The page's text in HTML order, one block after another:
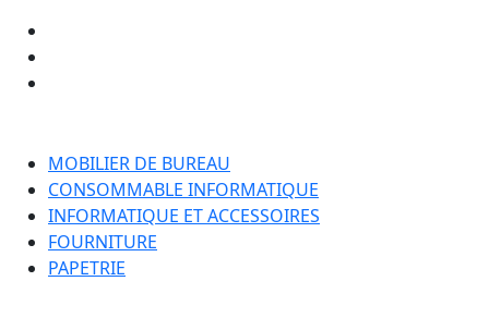
MOBILIER DE BUREAU
CONSOMMABLE INFORMATIQUE
INFORMATIQUE ET ACCESSOIRES
FOURNITURE
PAPETRIE